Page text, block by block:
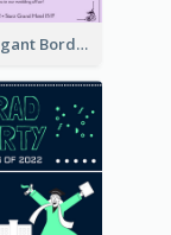
Purple Elegant Border With Photo Wedding Invitation